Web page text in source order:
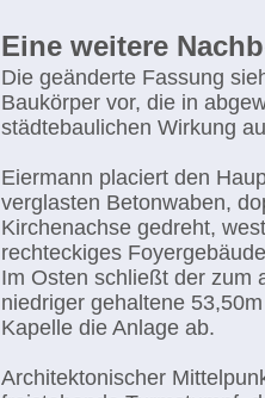
Eine weitere
Die geänderte Fassung
Baukörper vor, die in
städtebaulichen Wirkung
Eiermann placiert den
verglasten Betonwaben,
Kirchenachse gedreht,
rechteckiges
Im Osten schließt der zum
niedriger gehaltene
Kapelle die Anlage ab.
Architektonischer